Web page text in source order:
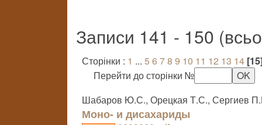
Записи 141 - 150
Сторінки : 1 ... 5 6 78 9 10 11 12 13 14
Перейти до сторінки №
Шабаров Ю.С., Орецкая Т.С., Сергиев
Моно- и дисахариды